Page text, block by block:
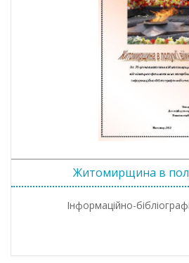
Житомирщина в
Інформаційно-